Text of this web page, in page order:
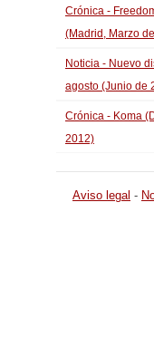
Crónica -
(Madrid, Marzo
Noticia - Nuevo
agosto (Junio de
Crónica - Koma
2012)
Aviso legal -